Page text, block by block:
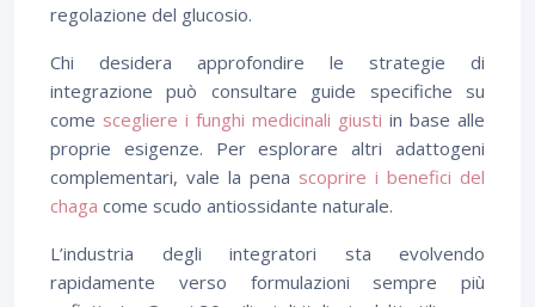
regolazione del glucosio.
Chi desidera approfondire le strategie di
integrazione può consultare guide specifiche su
come scegliere i funghi medicinali giusti in base alle
proprie esigenze. Per esplorare altri adattogeni
complementari, vale la pena scoprire i benefici del
chaga come scudo antiossidante naturale.
L’industria degli integratori sta evolvendo
rapidamente verso formulazioni sempre più